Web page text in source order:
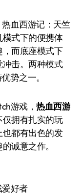
血西游记：天竺
式下的便携体
而底座模式下
击。两种模式
势之一。
游戏，热血西游
拥有扎实的玩
都有出色的发
诚意之作。
好者